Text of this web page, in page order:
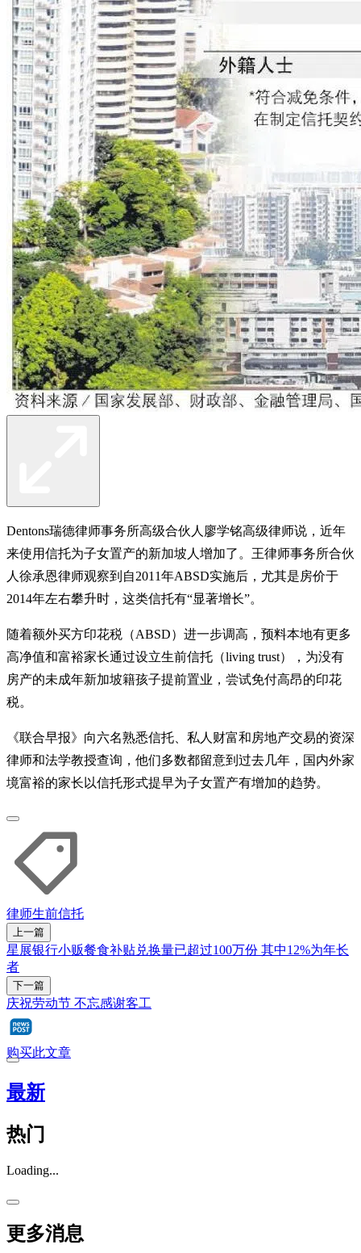
Dentons瑞德律师事务所高级合伙人廖学铭高级律师说，近年
来使用信托为子女置产的新加坡人增加了。王律师事务所合伙
人徐承恩律师观察到自2011年ABSD实施后，尤其是房价于
2014年左右攀升时，这类信托有“显著增长”。
随着额外买方印花税（ABSD）进一步调高，预料本地有更多
高净值和富裕家长通过设立生前信托（living trust），为没有
房产的未成年新加坡籍孩子提前置业，尝试免付高昂的印花
税。
《联合早报》向六名熟悉信托、私人财富和房地产交易的资深
律师和法学教授查询，他们多数都留意到过去几年，国内外家
境富裕的家长以信托形式提早为子女置产有增加的趋势。
律师生前信托
上一篇
星展银行小贩餐食补贴兑换量已超过100万份 其中12%为年长
者
下一篇
庆祝劳动节 不忘感谢客工
购买此文章
最新
热门
Loading...
更多消息